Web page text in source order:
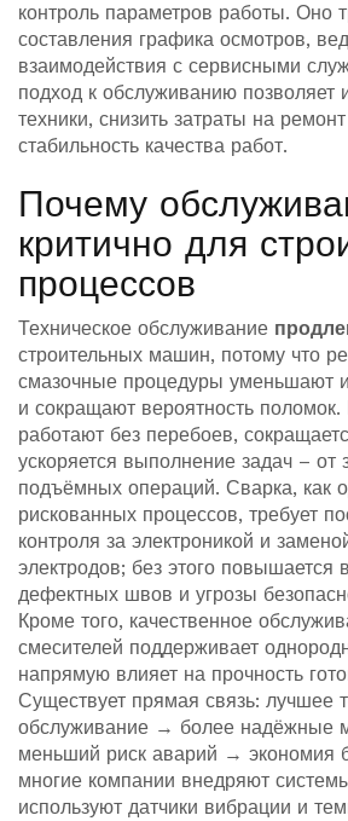
контроль параметров работы. Оно
составления графика осмотров,
взаимодействия с сервисными
подход к обслуживанию позволяет
техники, снизить затраты на
стабильность качества работ.
Почему
критично для
процессов
Техническое обслуживание
строительных машин, потому что
смазочные процедуры уменьшают
и сокращают вероятность поломок.
работают без перебоев,
ускоряется выполнение задач – от
подъёмных операций. Сварка, как
рискованных процессов, требует
контроля за электроникой и
электродов; без этого повышается
дефектных швов и угрозы
Кроме того, качественное
смесителей поддерживает
напрямую влияет на прочность
Существует прямая связь: лучшее
обслуживание → более
меньший риск аварий → экономия
многие компании внедряют
используют датчики вибрации и